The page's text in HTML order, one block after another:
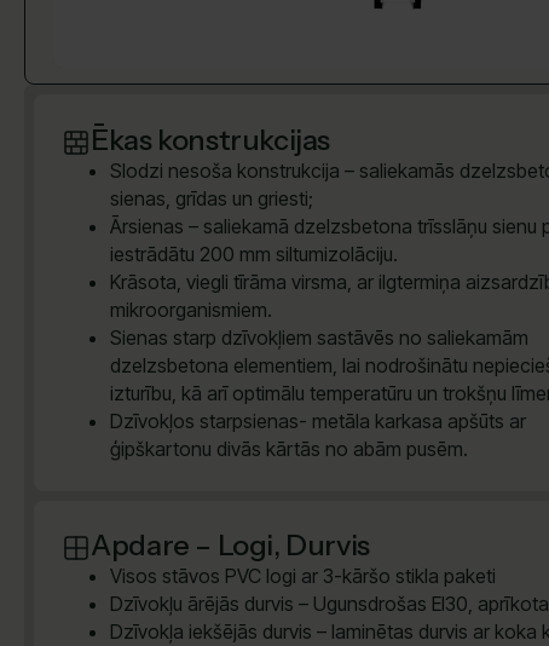
Ēkas konstrukcijas
Slodzi nesoša konstrukcija – saliekamās
sienas, grīdas un griesti;
Ārsienas – saliekamā dzelzsbetona trīsslāņu sienu
iestrādātu 200 mm siltumizolāciju.
Krāsota, viegli tīrāma virsma, ar ilgtermiņa
mikroorganismiem.
Sienas starp dzīvokļiem sastāvēs no saliekamām
dzelzsbetona elementiem, lai nodrošinātu
izturību, kā arī optimālu temperatūru un trokšņu
Dzīvokļos starpsienas- metāla karkasa apšūts ar
ģipškartonu divās kārtās no abām pusēm.
Apdare – Logi, Durvis
Visos stāvos PVC logi ar 3-kāršo stikla paketi
Dzīvokļu ārējās durvis – Ugunsdrošas EI30,
Dzīvokļa iekšējās durvis – laminētas durvis ar koka